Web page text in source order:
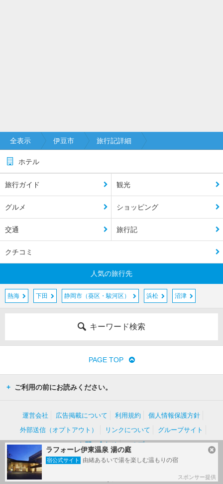
ラフォーレ伊東温泉 湯の庭
宿公式サイト 由緒あるいで湯を楽しむ温もりの宿
スポンサー提供
全表示 伊豆市 旅行記詳細
ホテル
旅行ガイド 観光
グルメ ショッピング
交通 旅行記
クチコミ
人気の旅行先
熱海 下田 静岡市（葵区・駿河区） 浜松 沼津
キーワード検索
PAGE TOP
ご利用の前にお読みください。
運営会社 広告掲載について 利用規約
個人情報保護方針
外部送信（オプトアウト）
リンクについて
グループサイト
お問い合わせ
ヘルプ
(c) Kakaku.com, Inc. All Rights Reserved.
掲載情報・写真など、すべてのコンテンツの無断複写・転載・公衆送信等を禁じま